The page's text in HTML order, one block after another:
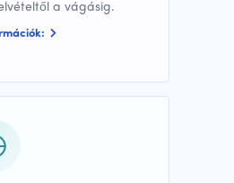
a vágásig.